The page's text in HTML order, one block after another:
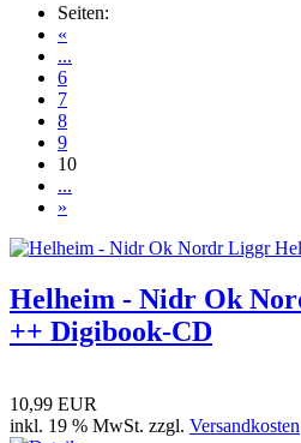
Seiten:
«
...
6
7
8
9
10
...
»
Helheim - Nidr Ok
++ Digibook-CD
10,99 EUR
inkl. 19 % MwSt. zzgl. Versandkosten